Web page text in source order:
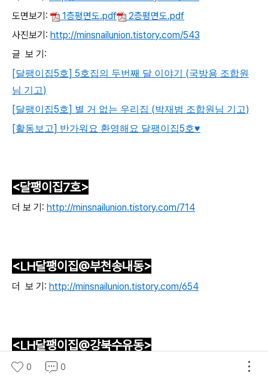
도면보기:
1층평면도.pdf
2층평면도.pdf
사진보기: http://minsnailunion.tistory.com/543
글 보 기:
[달팽이집5호] 5호집의 두번째 달 이야기 (국방용 조합원
님 기고)
[달팽이집5호] 별 거 없는 우리집 (박재범 조합원님 기고)
[활동보고] 반가워요 환영해요 달팽이집5호♥
<달팽이집7호>
더 보 기: http://minsnailunion.tistory.com/714
<LH달팽이집@부천송내동>
더 보 기: http://minsnailunion.tistory.com/654
<LH달팽이집@강북수유동>
더 보 기:http://minsnailunion.tistory.com/653
0 0